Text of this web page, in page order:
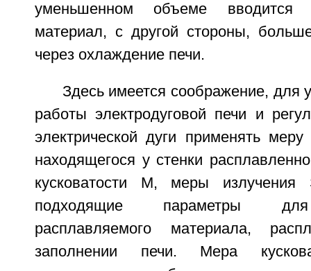
уменьшенном объеме вводится
материал, с другой стороны,
через охлаждение печи.
Здесь имеется соображение, для
работы электродуговой печи и
электрической дуги применять
находящегося у стенки
кусковатости М, меры
подходящие параметры для
расплавляемого материала,
заполнении печи. Мера